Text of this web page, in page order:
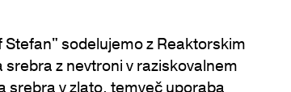
sodelujemo z Reaktorskim
srebra z nevtroni v raziskovalnem